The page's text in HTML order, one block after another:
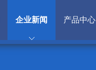
企业新闻 产品中心